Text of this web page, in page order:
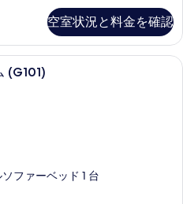
空室状況と料金を確認
コンドミニアム 1 ベッドルーム
(G101)
ファーベッド 1 台